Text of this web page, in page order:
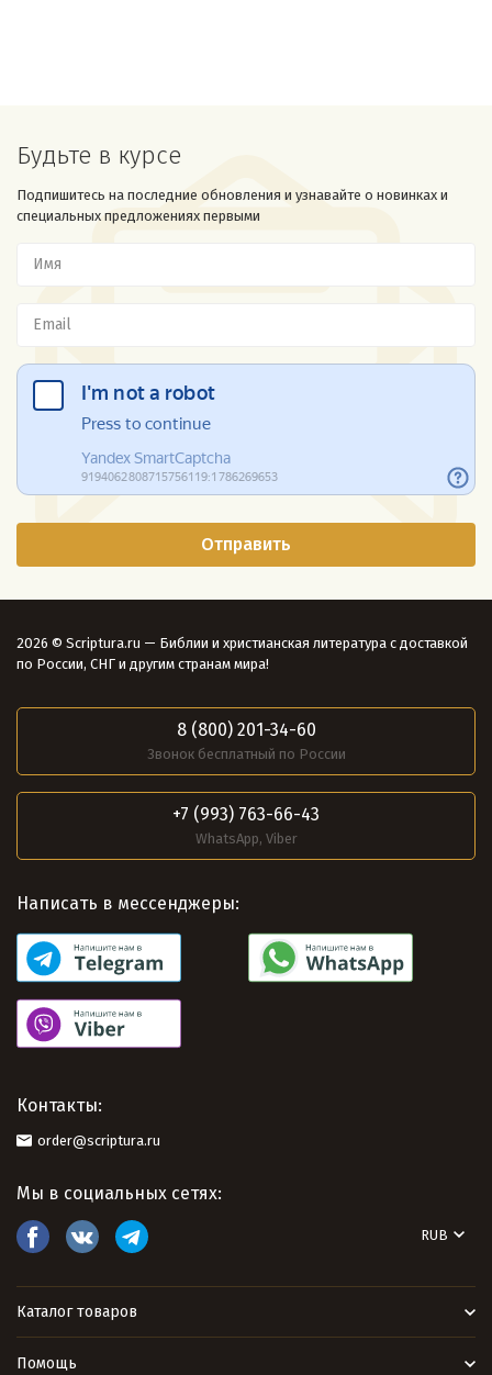
Будьте в курсе
Подпишитесь на последние обновления и узнавайте о новинках и
специальных предложениях первыми
2026 © Scriptura.ru — Библии и христианская литература с доставкой
по России, СНГ и другим странам мира!
8 (800) 201-34-60
Звонок бесплатный по России
+7 (993) 763-66-43
WhatsApp, Viber
Написать в мессенджеры:
Контакты:
order@scriptura.ru
Мы в социальных сетях:
RUB
Каталог товаров
Помощь